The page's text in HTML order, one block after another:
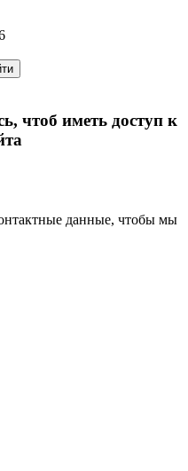
чтоб иметь доступ к
данные, чтобы мы